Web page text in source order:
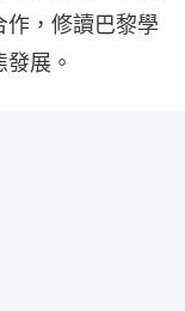
作，修讀巴黎學
展。